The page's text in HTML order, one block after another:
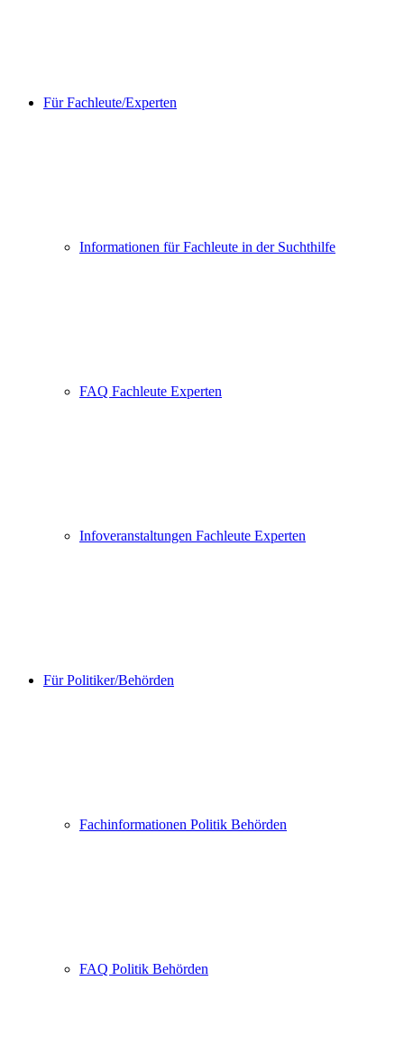
Für Fachleute/Experten
Informationen für Fachleute in der Suchthilfe
FAQ Fachleute Experten
Infoveranstaltungen Fachleute Experten
Für Politiker/Behörden
Fachinformationen Politik Behörden
FAQ Politik Behörden